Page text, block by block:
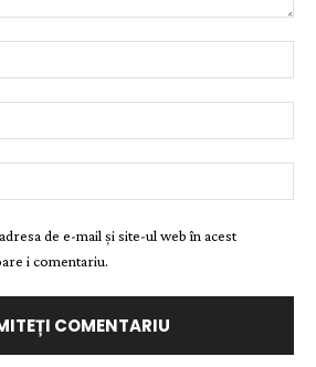
de e-mail și site-ul web în acest
i comentariu.